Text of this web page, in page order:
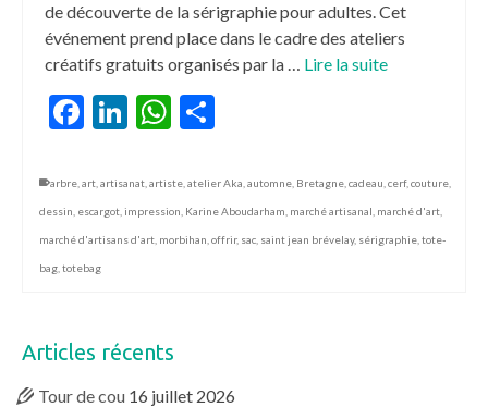
de découverte de la sérigraphie pour adultes. Cet
événement prend place dans le cadre des ateliers
créatifs gratuits organisés par la … Lire la suite
Facebook
LinkedIn
WhatsApp
arbre art artisanat artiste atelier Aka automne Bretagne cadeau cerf, couture
dessin escargot impression Karine Aboudarham marché artisanal marché d'art
marché d'artisans d'art morbihan offrir, sac saint jean brévelay, sérigraphie tote-
bag totebag
Articles récents
Tour de cou 16 juillet 2026